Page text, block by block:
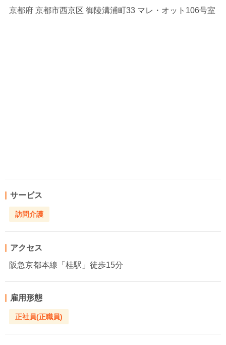
京都府 京都市西京区 御陵溝浦町33 マレ・オット106号室
サービス
訪問介護
アクセス
阪急京都本線「桂駅」徒歩15分
雇用形態
正社員(正職員)